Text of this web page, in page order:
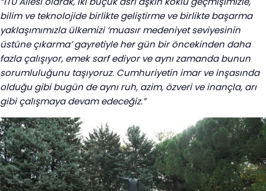
bilim ve teknolojide birlikte geliştirme ve birlikte başarma
yaklaşımımızla ülkemizi ‘muasır medeniyet seviyesinin
üstüne çıkarma’ gayretiyle her gün bir öncekinden daha
fazla çalışıyor, emek sarf ediyor ve aynı zamanda bunun
sorumluluğunu taşıyoruz. Cumhuriyetin imar ve inşasında
olduğu gibi bugün de aynı ruh, azim, özveri ve inançla, arı
gibi çalışmaya devam edeceğiz.”